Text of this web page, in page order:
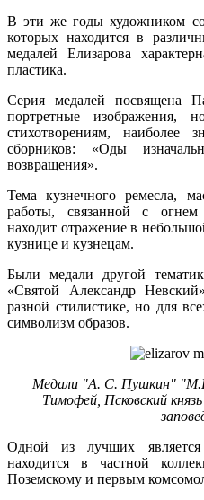
В эти же годы художником
которых находится в
медалей Елизарова
пластика.
Серия медалей посвящена
портретные изображения,
стихотворениям, наиболее
сборников: «Оды
возвращения».
Тема кузнечного ремесла,
работы, связанной с
находит отражение в
кузнице и кузнецам.
Были медали другой
«Святой Александр
разной стилистике, но для
символизм образов.
Медали "А. С. Пушкин"
Тимофей, Псковский
Одной из лучших
находится в частной
Поземскому и первым